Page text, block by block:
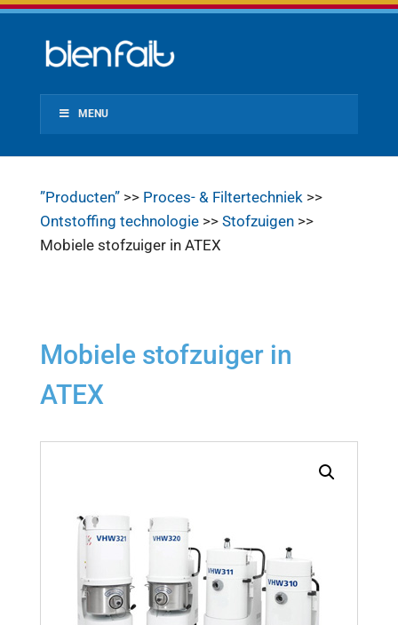
MENU
”Producten”>> Proces- & Filtertechniek>>
Ontstoffing technologie>> Stofzuigen>>
Mobiele stofzuiger in ATEX
Mobiele stofzuiger in
ATEX